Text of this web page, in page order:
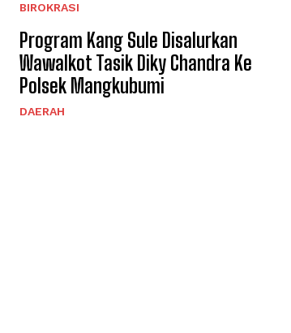
BIROKRASI
Program Kang Sule Disalurkan
Wawalkot Tasik Diky Chandra Ke
Polsek Mangkubumi
DAERAH